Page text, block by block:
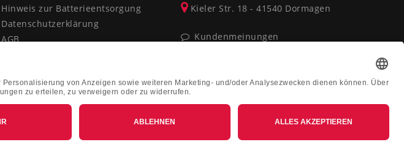
Hinweis zur Batterieentsorgung
Datenschutzerklärung
AGB
Vertrag widerrufen
Kieler Str. 18 - 41540 Dormagen
Kundenmeinungen